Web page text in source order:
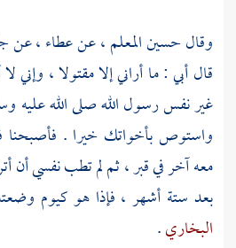
وقالحسين المعلم ،عنعطاء ،عن
قال أبي : ما أراني إلا مقتولا ،
غير نفس رسول الله صلى الله عليه
واستوص بأخواتك خيرا . فأصبحنا
معه آخر في قبر ، ثم لم تطب نفسي أن
بعد ستة أشهر ، فإذا هو كيوم
البخاري.